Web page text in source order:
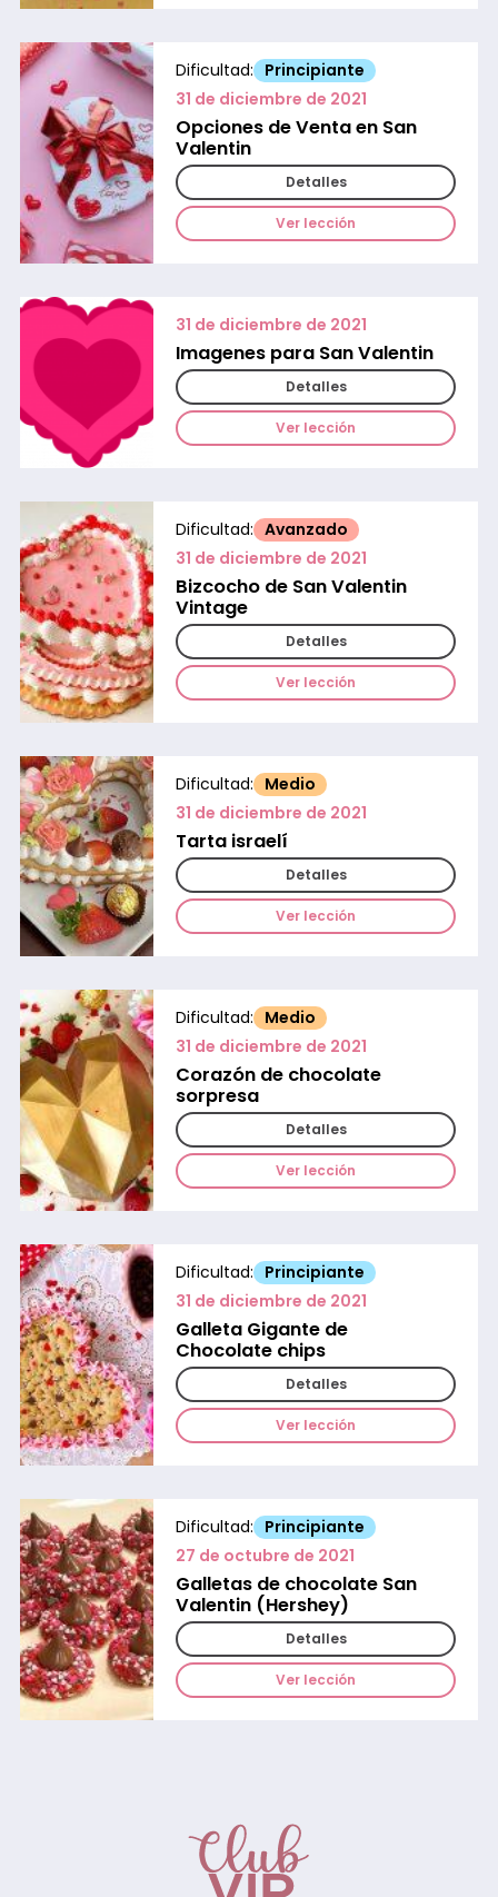
Dificultad: Principiante
31 de diciembre de 2021
Opciones de Venta en San
Valentin
Detalles
Ver lección
31 de diciembre de 2021
Imagenes para San Valentin
Detalles
Ver lección
Dificultad: Avanzado
31 de diciembre de 2021
Bizcocho de San Valentin
Vintage
Detalles
Ver lección
Dificultad: Medio
31 de diciembre de 2021
Tarta israelí
Detalles
Ver lección
Dificultad: Medio
31 de diciembre de 2021
Corazón de chocolate
sorpresa
Detalles
Ver lección
Dificultad: Principiante
31 de diciembre de 2021
Galleta Gigante de
Chocolate chips
Detalles
Ver lección
Dificultad: Principiante
27 de octubre de 2021
Galletas de chocolate San
Valentin (Hershey)
Detalles
Ver lección